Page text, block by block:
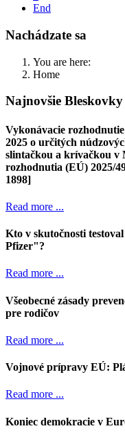
End
Nachádzate sa
You are here:
Home
Najnovšie Bleskovky
Vykonávacie
2025 o určitých
slintačkou a krívačkou v
rozhodnutia (EÚ) 2025/
1898]
Read more ...
Kto v skutočnosti
Pfizer"?
Read more ...
Všeobecné zásady
pre rodičov
Read more ...
Vojnové prípravy EÚ:
Read more ...
Koniec demokracie v